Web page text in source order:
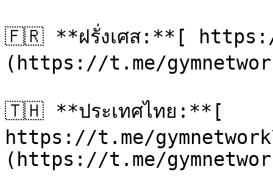
🇫🇷 **ฝรั่งเศส:**[
(https://t.me/
🇹🇭 **ประเทศไทย:**[
https://t.me/
(https://t.me/